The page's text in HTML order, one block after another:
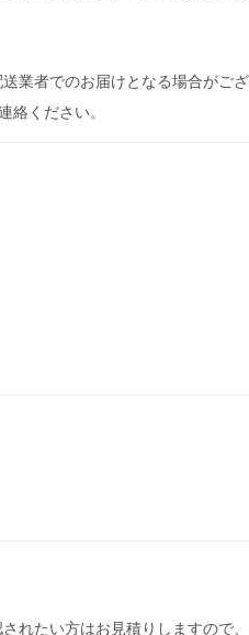
業者でのお届けとなる場合がご
絡ください。
れたい方はお見積りしますので